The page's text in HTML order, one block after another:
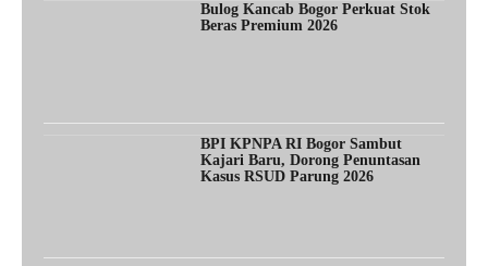
Bulog Kancab Bogor Perkuat Stok
Beras Premium 2026
BPI KPNPA RI Bogor Sambut
Kajari Baru, Dorong Penuntasan
Kasus RSUD Parung 2026